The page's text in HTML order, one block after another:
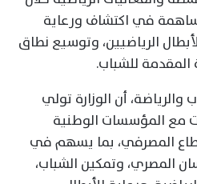
في اكتشاف ورعاية
الرياضيين، وتوسيع نطاق
المقدمة للشباب.
والرياضة، أن الوزارة تولي
مع المؤسسات الوطنية
المصرفي، بما يسهم في
المصري، وتمكين الشباب،